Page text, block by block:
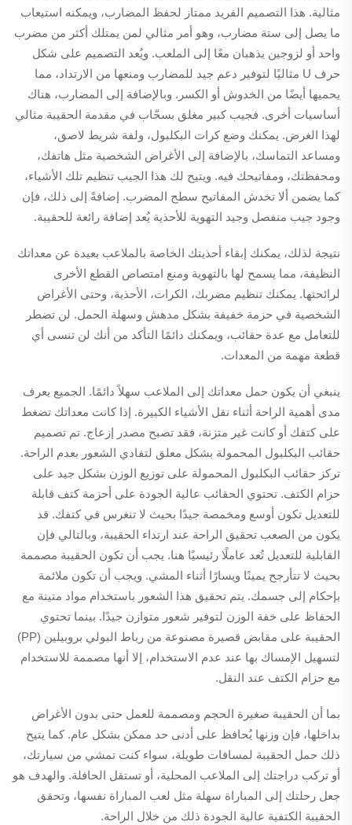
مثالية. هذا التصميم الفريد ممتاز لحفظ المضارب، ويمكنه استيعاب
ما يصل إلى ستة مضارب، وهو أمر مثالي لمن يمتلك أكثر من مضرب
واحد أو لزوجين يذهبان معًا إلى الملعب. ويُعد التصميم على شكل
حرف U مثاليًا لتوفير دعم جيد للمضارب ومنعها من الارتداد، مما
يحميها أيضًا من الخدوش أو الكسر. وبالإضافة إلى المضارب، هناك
أساسيات أخرى. فجيب كبير مغلق بسحّاب في مقدمة الحقيبة مثالي
لهذا الغرض. يمكنك وضع كرات البكلبول، ولفة شريط لاصق،
ومساعد التماسك، بالإضافة إلى الأغراض الشخصية مثل هاتفك،
ومحفظتك، ومفاتيحك فيه. ويتيح لك هذا الجيب تنظيم تلك الأشياء،
كما يضمن ألا تخدش المفاتيح سطح المضرب. إضافةً إلى ذلك، فإن
وجود جيب منفصل وجيد التهوية للأحذية يُعد إضافة رائعة للحقيبة.
نتيجة لذلك، يمكنك إبقاء أحذيتك الخاصة بالملاعب بعيدة عن معداتك
النظيفة، مما يسمح لها بالتهوية ومنع امتصاص القطع الأخرى
لرائحتها. يمكنك تنظيم مضربك، الكرات، الأحذية، وحتى الأغراض
الشخصية في حزمة خفيفة بشكل مدهش وسهلة الحمل. لن تضطر
للتعامل مع عدة حقائب، ويمكنك دائمًا التأكد من أنك لن تنسى أي
قطعة مهمة من المعدات.
ينبغي أن يكون حمل معداتك إلى الملاعب سهلاً دائمًا. الجميع يعرف
مدى أهمية الراحة أثناء نقل الأشياء الكبيرة. إذا كانت معداتك تضغط
على كتفك أو كانت غير متزنة، فقد تصبح مصدر إزعاج. تم تصميم
حقائب البكلبول المحمولة بشكل معلق لتفادي الشعور بعدم الراحة.
تركز حقائب البكلبول المحمولة على توزيع الوزن بشكل جيد على
حزام الكتف. تحتوي الحقائب عالية الجودة على أحزمة كتف قابلة
للتعديل تكون أوسع ومخمصة جيدًا بحيث لا تنغرس في كتفك. قد
يكون من الصعب تحقيق الراحة عند ارتداء الحقيبة، وبالتالي فإن
القابلية للتعديل تُعد عاملًا رئيسيًا هنا. يجب أن تكون الحقيبة مصممة
بحيث لا تتأرجح يمينًا ويسارًا أثناء المشي. ويجب أن تكون ملائمة
بإحكام إلى جسمك. يتم تحقيق هذا الشعور باستخدام مواد متينة مع
الحفاظ على خفة الوزن لتوفير شعور متوازن جيدًا. بينما تحتوي
الحقيبة على مقابض قصيرة مصنوعة من رباط البولي بروبيلين (PP)
لتسهيل الإمساك بها عند عدم الاستخدام، إلا أنها مصممة للاستخدام
مع حزام الكتف عند النقل.
بما أن الحقيبة صغيرة الحجم ومصممة للعمل حتى بدون الأغراض
بداخلها، فإن وزنها يُحافظ على أدنى حد ممكن بشكل عام. كما يتيح
ذلك حمل الحقيبة لمسافات طويلة، سواء كنت تمشي من سيارتك،
أو تركب دراجتك إلى الملاعب المحلية، أو تستقل الحافلة. والهدف هو
جعل رحلتك إلى المباراة سهلة مثل لعب المباراة نفسها، وتحقق
الحقيبة الكتفية عالية الجودة ذلك من خلال الراحة.